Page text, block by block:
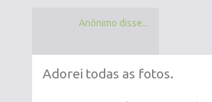
Anônimo disse...
Adorei todas as fotos.